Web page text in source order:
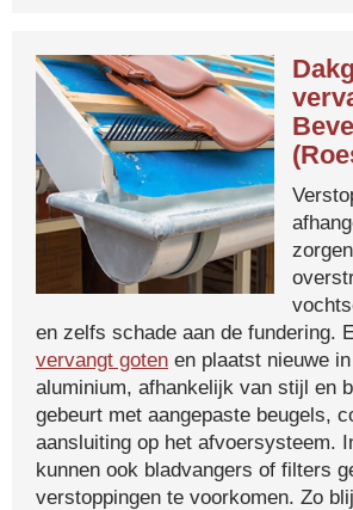
en zelfs schade aan de fundering.
vervangt goten en plaatst nieuwe
aluminium, afhankelijk van stijl en
gebeurt met aangepaste beugels,
aansluiting op het afvoersysteem.
kunnen ook bladvangers of filters
verstoppingen te voorkomen. Zo